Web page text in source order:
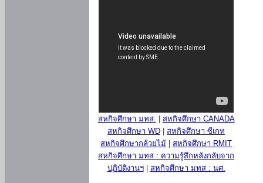
สหกิจศึกษา มทส.
สหกิจศึกษา CANADA
สหกิจศึกษา WD
สหกิจศึกษา ซีเกท
สหกิจศึกษากล้วยไม้
สหกิจศึกษา RMIT
สหกิจศึกษา มทส : ความรู้สึกหลังกลับจาก
ปฏิบัติงานฯ| สหกิจศึกษา มทส : นศ.